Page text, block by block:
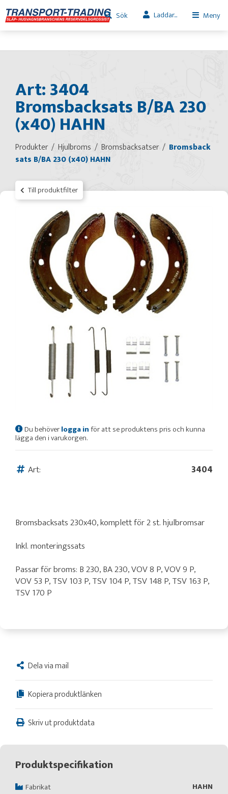
Sök Laddar... Meny
Art: 3404
Bromsbacksats B/BA 230
(x40) HAHN
Produkter Hjulbroms Bromsbacksatser
Bromsback
sats B/BA 230 (x40) HAHN
Till produktfilter
Du behöverlogga inför att se produktens pris och kunna
lägga den i varukorgen.
Art: 3404
Bromsbacksats 230x40, komplett för 2 st. hjulbromsar
Inkl. monteringssats
Passar för broms: B 230, BA 230, VOV 8 P, VOV 9 P,
VOV 53 P, TSV 103 P, TSV 104 P, TSV 148 P, TSV 163 P,
TSV 170 P
Dela via mail
Kopiera produktlänken
Skriv ut produktdata
Produktspecifikation
Fabrikat
HAHN